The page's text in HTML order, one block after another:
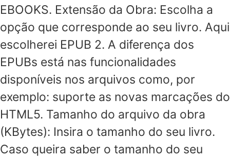
EBOOKS. Extensão da Obra: Escolha a
opção que corresponde ao seu livro. Aqui
escolherei EPUB 2. A diferença dos
EPUBs está nas funcionalidades
disponíveis nos arquivos como, por
exemplo: suporte as novas marcações do
HTML5. Tamanho do arquivo da obra
(KBytes): Insira o tamanho do seu livro.
Caso queira saber o tamanho do seu